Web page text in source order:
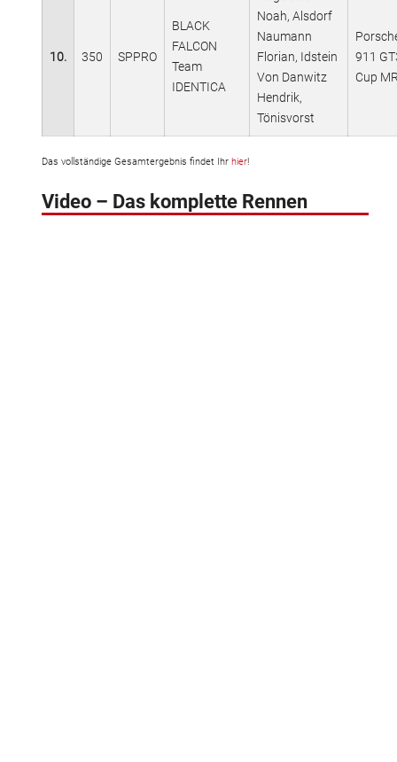
10. 350 SPPRO
BLACK
FALCON
Team
IDENTICA
Noah, Alsdorf
Naumann
Florian, Idstein
Von Danwitz
Hendrik,
Tönisvorst
911
Cup
Das vollständige Gesamtergebnis findet Ihr hier!
Video – Das komplette Rennen